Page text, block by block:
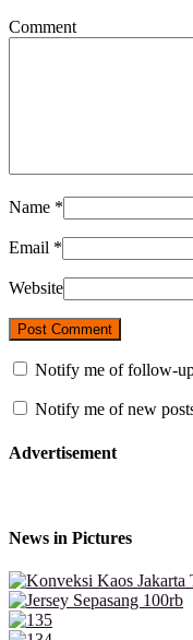
Comment
Name *
Email *
Website
Notify me of follow-
Notify me of new
Advertisement
News in Pictures